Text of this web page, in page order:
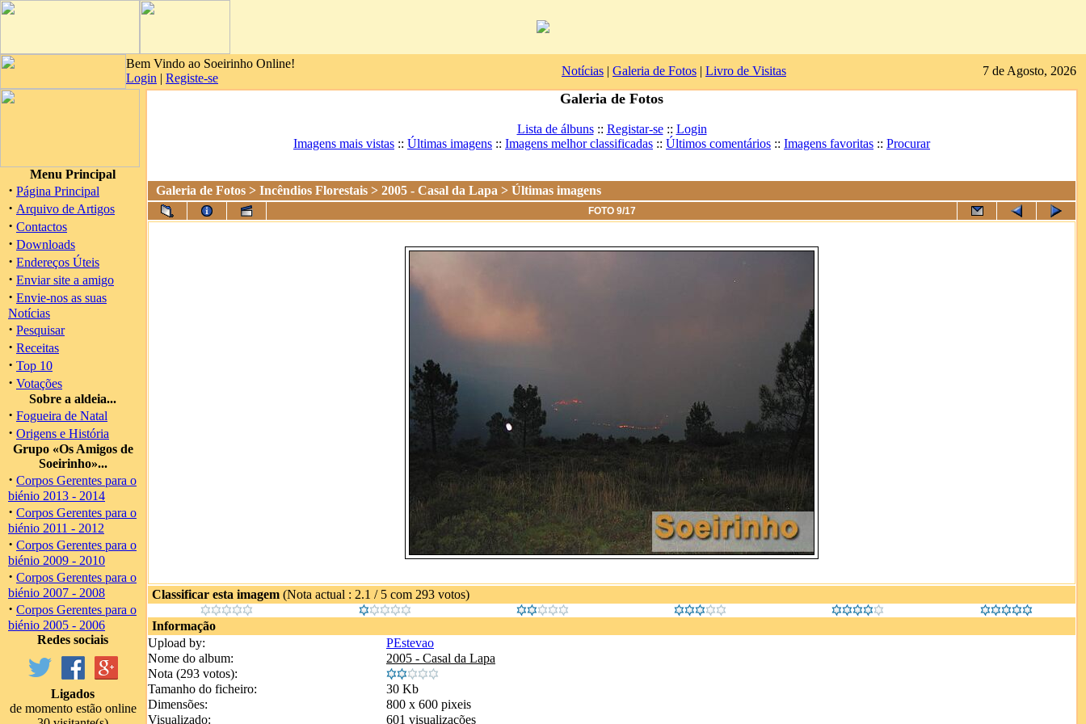
Bem Vindo ao Soeirinho Online!
Login | Registe-se
Notícias | Galeria de Fotos | Livro de Visitas 7 de Agosto, 2026
Menu Principal
· Página Principal
· Arquivo de Artigos
· Contactos
· Downloads
· Endereços Úteis
· Enviar site a amigo
· Envie-nos as suas
Notícias
· Pesquisar
· Receitas
· Top 10
· Votações
Sobre a aldeia...
· Fogueira de Natal
· Origens e História
Grupo «Os Amigos de
Soeirinho»...
· Corpos Gerentes para o
biénio 2013 - 2014
· Corpos Gerentes para o
biénio 2011 - 2012
· Corpos Gerentes para o
biénio 2009 - 2010
· Corpos Gerentes para o
biénio 2007 - 2008
· Corpos Gerentes para o
biénio 2005 - 2006
Redes sociais
Ligados
de momento estão online
Galeria de Fotos
Lista de álbuns:: Registar-se:: Login
Imagens mais vistas :: Últimas imagens :: Imagens melhor classificadas :: Últimos comentários :: Imagens favoritas :: Procurar
Galeria de Fotos > Incêndios Florestais > 2005 - Casal da Lapa > Últimas imagens
FOTO 9/17
Classificar esta imagem (Nota actual : 2.1 / 5 com 293 votos)
Informação
Upload by:
PEstevao
Nome do album:
2005 - Casal da Lapa
Nota (293 votos):
Tamanho do ficheiro:
30 Kb
Dimensões:
800 x 600 pixeis
Visualizado:
601 visualizações